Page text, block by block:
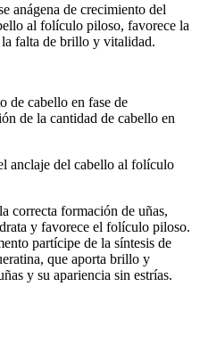
anágena de crecimiento del
al folículo piloso, favorece la
falta de brillo y vitalidad.
de cabello en fase de
de la cantidad de cabello en
anclaje del cabello al folículo
correcta formación de uñas,
y favorece el folículo piloso.
partícipe de la síntesis de
que aporta brillo y
y su apariencia sin estrías.